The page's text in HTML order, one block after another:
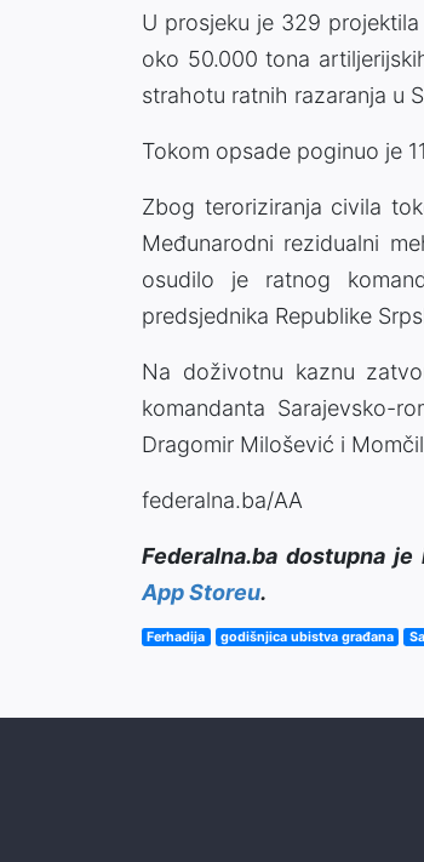
U prosjeku je 329
oko 50.000 tona
strahotu ratnih razaranja u
Tokom opsade poginuo je
Zbog teroriziranja civila
Međunarodni rezidualni
osudilo je ratnog
predsjednika Republike
Na doživotnu kaznu
komandanta Sarajevsko-
Dragomir Milošević i
federalna.ba/AA
Federalna.ba dostupna
App Storeu.
Ferhadija godišnjica ubistva građana